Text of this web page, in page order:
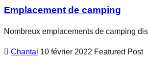
Emplacement de camping
Nombreux emplacements de camping
Chantal 10 février 2022 Featured Post